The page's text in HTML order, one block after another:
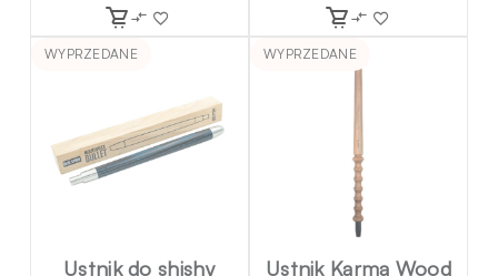
WYPRZEDANE
Ustnik do shishy
WYPRZEDANE
Ustnik Karma Wood